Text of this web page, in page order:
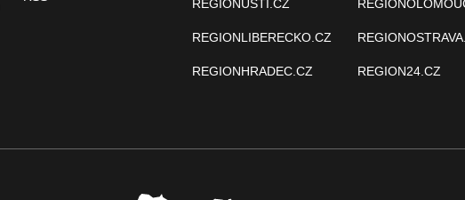
REGIONUSTI.CZ
REGIONLIBERECKO.CZ
REGIONHRADEC.CZ REGION24.CZ